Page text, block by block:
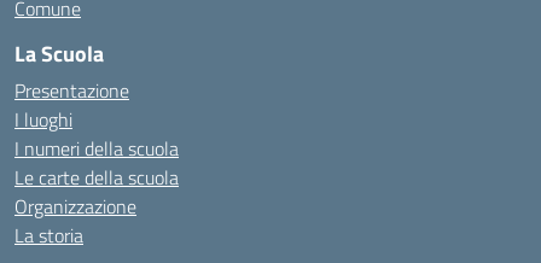
Comune
La Scuola
Presentazione
I luoghi
I numeri della scuola
Le carte della scuola
Organizzazione
La storia